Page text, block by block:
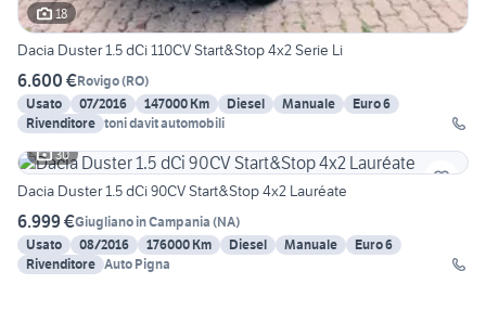
18
Dacia Duster 1.5 dCi 110CV Start&Stop 4x2 Serie Li
6.600 €Rovigo(RO)
Usato
07/2016 147000 Km Diesel Manuale
Euro 6
Rivenditore toni davit automobili
30
Dacia Duster 1.5 dCi 90CV Start&Stop 4x2 Lauréate
6.999 €Giugliano in Campania (NA)
Usato
08/2016 176000 Km Diesel Manuale
Euro 6
Rivenditore Auto Pigna